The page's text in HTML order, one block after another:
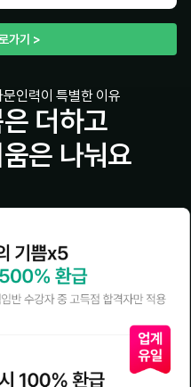
가기 >
인력이 특별한 이유
더하고
은 나눠요